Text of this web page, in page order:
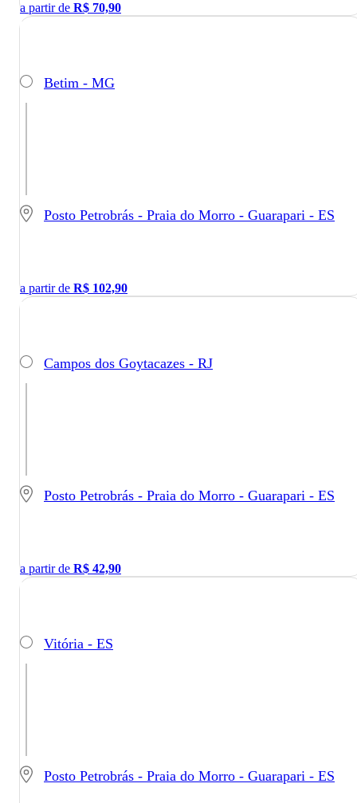
a partir de R$ 70,90
Betim - MG
Posto Petrobrás - Praia do Morro - Guarapari - ES
a partir de R$ 102,90
Campos dos Goytacazes - RJ
Posto Petrobrás - Praia do Morro - Guarapari - ES
a partir de R$ 42,90
Vitória - ES
Posto Petrobrás - Praia do Morro - Guarapari - ES